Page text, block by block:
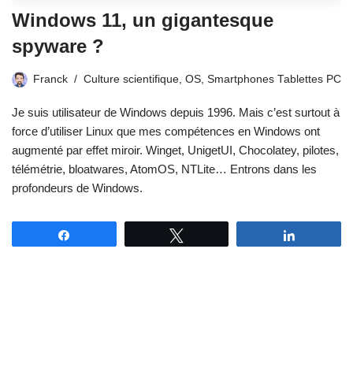
Windows 11, un gigantesque
spyware ?
Franck Culture scientifique, OS, Smartphones Tablettes PC
Je suis utilisateur de Windows depuis 1996. Mais c’est surtout à
force d’utiliser Linux que mes compétences en Windows ont
augmenté par effet miroir. Winget, UnigetUI, Chocolatey, pilotes,
télémétrie, bloatwares, AtomOS, NTLite… Entrons dans les
profondeurs de Windows.